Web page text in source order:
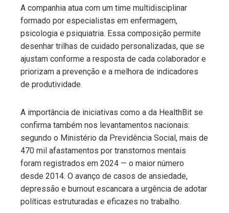
A companhia atua com um time multidisciplinar
formado por especialistas em enfermagem,
psicologia e psiquiatria. Essa composição permite
desenhar trilhas de cuidado personalizadas, que se
ajustam conforme a resposta de cada colaborador e
priorizam a prevenção e a melhora de indicadores
de produtividade.
A importância de iniciativas como a da HealthBit se
confirma também nos levantamentos nacionais:
segundo o Ministério da Previdência Social, mais de
470 mil afastamentos por transtornos mentais
foram registrados em 2024 — o maior número
desde 2014. O avanço de casos de ansiedade,
depressão e burnout escancara a urgência de adotar
políticas estruturadas e eficazes no trabalho.